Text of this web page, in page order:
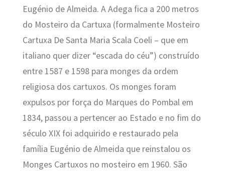
Eugénio de Almeida. A Adega fica a 200 metros
do Mosteiro da Cartuxa (formalmente Mosteiro
Cartuxa De Santa Maria Scala Coeli – que em
italiano quer dizer “escada do céu”) construído
entre 1587 e 1598 para monges da ordem
religiosa dos cartuxos. Os monges foram
expulsos por força do Marques do Pombal em
1834, passou a pertencer ao Estado e no fim do
século XIX foi adquirido e restaurado pela
família Eugénio de Almeida que reinstalou os
Monges Cartuxos no mosteiro em 1960. São